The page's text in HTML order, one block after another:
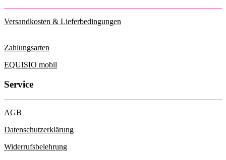
Versandkosten & Lieferbedingungen
Zahlungsarten
EQUISIO mobil
Service
AGB
Datenschutzerklärung
Widerrufsbelehrung